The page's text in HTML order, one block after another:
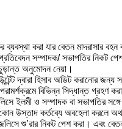
ব্যবস্থা করা যার বেতন মাদরাসার বহন
সম্পাদক/ সভাপতির নিকট
অনুমোদন নেয়া।
দ্বারা হিসাব অডিট করানোর জন্য
বিভিন্ন সিদ্ধান্ত গ্রহণ
ইলমী ও সম্পাদক বা সভাপতির
উস্তাদ কর্তব্যে অবহেলা করলে
শু’রার নিকট পেশ করা। এবং